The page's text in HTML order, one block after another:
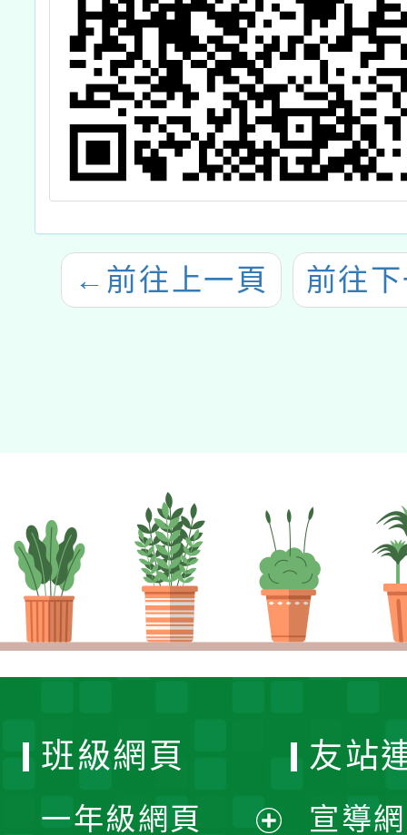
← 前往上一頁 前往
班級網頁
一年級網頁
友站
宣導